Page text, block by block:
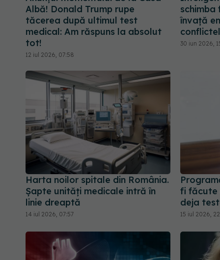
Albă! Donald Trump rupe
tăcerea după ultimul test
medical: Am răspuns la absolut
tot!
12 iul 2026, 07:58
schimba
învață
30 iun 2026,
Harta noilor spitale din România.
Șapte unități medicale intră în
linie dreaptă
14 iul 2026, 07:57
fi făcute
deja
15 iul 2026,